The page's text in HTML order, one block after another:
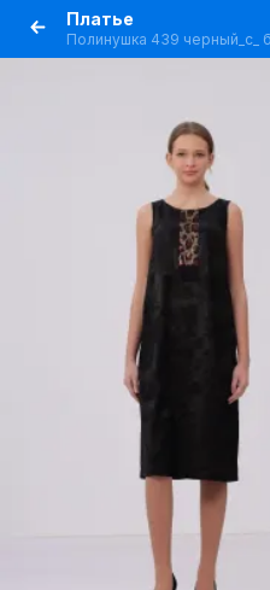
Платье
Полинушка 439 черный_с_